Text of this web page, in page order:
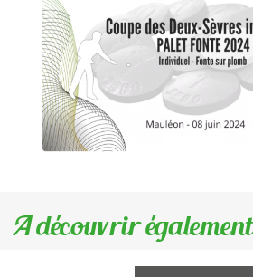
A découvrir également